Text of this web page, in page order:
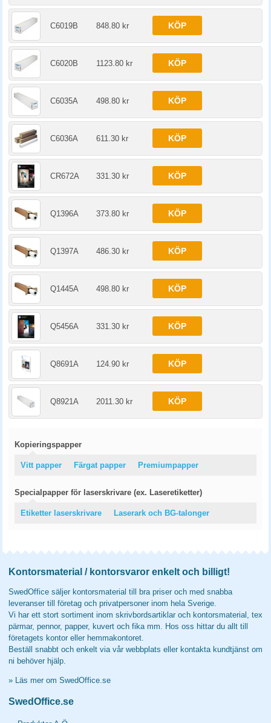
C6019B 848.80 kr KÖP
C6020B 1123.80 kr KÖP
C6035A 498.80 kr KÖP
C6036A 611.30 kr KÖP
CR672A 331.30 kr KÖP
Q1396A 373.80 kr KÖP
Q1397A 486.30 kr KÖP
Q1445A 498.80 kr KÖP
Q5456A 331.30 kr KÖP
Q8691A 124.90 kr KÖP
Q8921A 2011.30 kr KÖP
Kopieringspapper
Vitt papper Färgat papper Premiumpapper
Specialpapper för laserskrivare (ex. Laseretiketter)
Etiketter laserskrivare Laserark och BG-talonger
Kontorsmaterial / kontorsvaror enkelt och billigt!
SwedOffice säljer kontorsmaterial till bra priser och med snabba
leveranser till företag och privatpersoner inom hela Sverige.
Vi har ett stort sortiment inom skrivbordsartiklar och kontorsmaterial, tex
pärmar, pennor, papper, kuvert och fika mm. Hos oss hittar du allt till
företagets kontor eller hemmakontoret.
Beställ snabbt och enkelt via vår webbplats eller kontakta kundtjänst om
ni behöver hjälp.
» Läs mer om SwedOffice.se
SwedOffice.se